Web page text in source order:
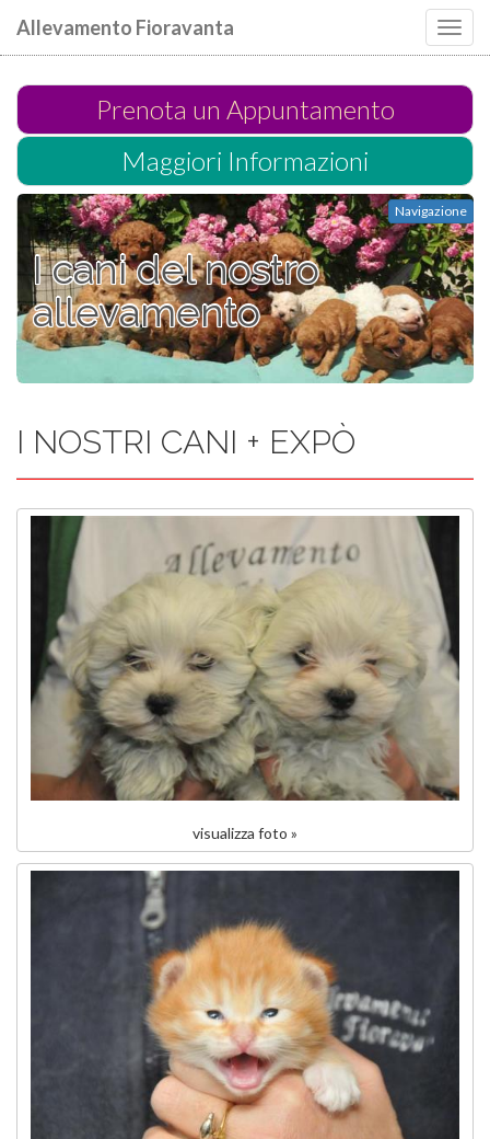
Allevamento Fioravanta
Prenota un Appuntamento
Maggiori Informazioni
Navigazione
I cani del nostro
allevamento
I NOSTRI CANI + EXPÒ
visualizza foto »